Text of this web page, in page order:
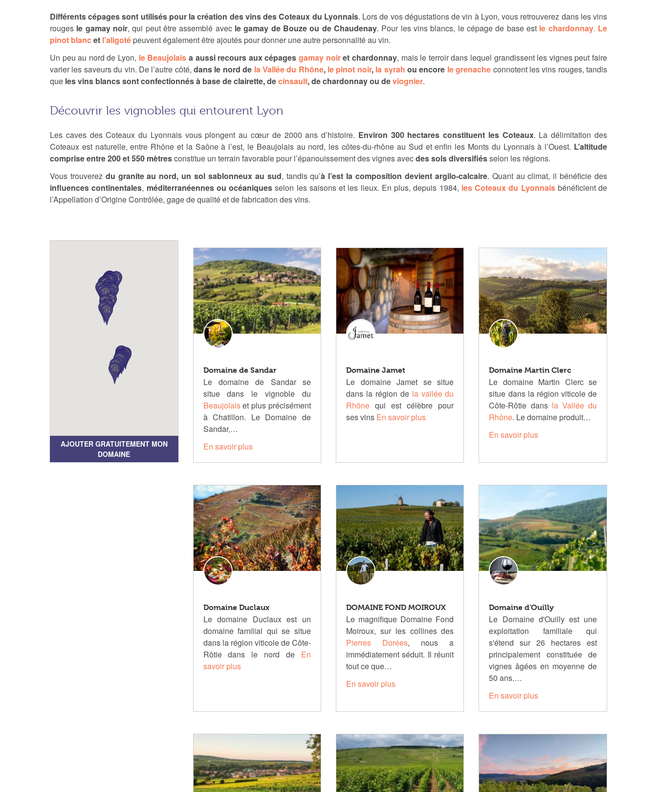
Différents cépages sont utilisés pour la création des vins des Coteaux du Lyonnais. Lors de vos dégustations de vin à Lyon, vous retrouverez dans les vins
rouges le gamay noir, qui peut être assemblé avec le gamay de Bouze ou de Chaudenay. Pour les vins blancs, le cépage de base est le chardonnay. Le
pinot blancet l’aligoté peuvent également être ajoutés pour donner une autre personnalité au vin.
Un peu au nord de Lyon, le Beaujolais a aussi recours aux cépagesgamay noiret chardonnay, mais le terroir dans lequel grandissent les vignes peut faire
varier les saveurs du vin. De l’autre côté,dans le nord de la Vallée du Rhône, le pinot noir, la syrah ou encore le grenache connotent les vins rouges, tandis
que les vins blancs sont confectionnés à base de clairette, decinsault, de chardonnay ou deviognier.
Découvrir les vignobles qui entourent Lyon
Les caves des Coteaux du Lyonnais vous plongent au cœur de 2000 ans d’histoire. Environ 300 hectares constituent les Coteaux. La délimitation des
Coteaux est naturelle, entre Rhône et la Saône à l’est, le Beaujolais au nord, les côtes-du-rhône au Sud et enfin les Monts du Lyonnais à l’Ouest. L’altitude
comprise entre 200 et 550 mètresconstitue un terrain favorable pour l’épanouissement des vignes avecdes sols diversifiésselon les régions.
Vous trouverez du granite au nord, un sol sablonneux au sud, tandis qu’à l’est la composition devient argilo-calcaire. Quant au climat, il bénéficie des
influences continentales, méditerranéennes ou océaniques selon les saisons et les lieux. En plus, depuis 1984, les Coteaux du Lyonnaisbénéficient de
l’Appellation d’Origine Contrôlée, gage de qualité et de fabrication des vins.
AJOUTER GRATUITEMENT MON
DOMAINE
Domaine de Sandar
Le domaine de Sandar se
situe dans le vignoble du
Beaujolaiset plus précisément
à Chatillon. Le Domaine de
Sandar,…
En savoir plus
Domaine Jamet
Le domaine Jamet se situe
dans la région de la vallée du
Rhônequi est célèbre pour
ses vins En savoir plus
Domaine Martin Clerc
Le domaine Martin Clerc se
situe dans la région viticole de
Côte-Rôtie dansla Vallée du
Rhône. Le domaine produit…
En savoir plus
Domaine Duclaux
Le domaine Duclaux est un
domaine familial qui se situe
dans la région viticole de Côte-
Rôtie dans le nord de En
savoir plus
DOMAINE FOND MOIROUX
Le magnifique Domaine Fond
Moiroux, sur les collines des
Pierres Dorées, nous a
immédiatement séduit. Il réunit
tout ce que…
En savoir plus
Domaine d’Ouilly
Le Domaine d'Ouilly est une
exploitation familiale qui
s'étend sur 26 hectares est
principalement constituée de
vignes âgées en moyenne de
50 ans.…
En savoir plus